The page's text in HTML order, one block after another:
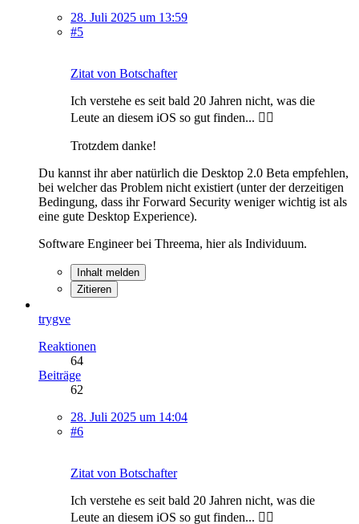
28. Juli 2025 um 13:59
#5
Zitat von Botschafter
Ich verstehe es seit bald 20 Jahren nicht, was die
Leute an diesem iOS so gut finden... 🤦‍♂️
Trotzdem danke!
Du kannst ihr aber natürlich die Desktop 2.0 Beta empfehlen,
bei welcher das Problem nicht existiert (unter der derzeitigen
Bedingung, dass ihr Forward Security weniger wichtig ist als
eine gute Desktop Experience).
Software Engineer bei Threema, hier als Individuum.
Inhalt melden
Zitieren
trygve
Reaktionen
64
Beiträge
62
28. Juli 2025 um 14:04
#6
Zitat von Botschafter
Ich verstehe es seit bald 20 Jahren nicht, was die
Leute an diesem iOS so gut finden... 🤦‍♂️